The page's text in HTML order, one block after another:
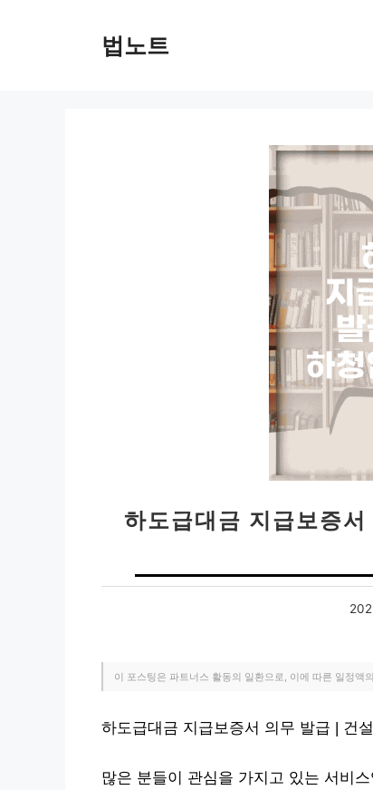
법노트
하도급대금 지급보증
이 포스팅은 파트너스 활동의 일환으로, 이에 따른 일정액
하도급대금 지급보증서 의무 발급 | 건
많은 분들이 관심을 가지고 있는 서비